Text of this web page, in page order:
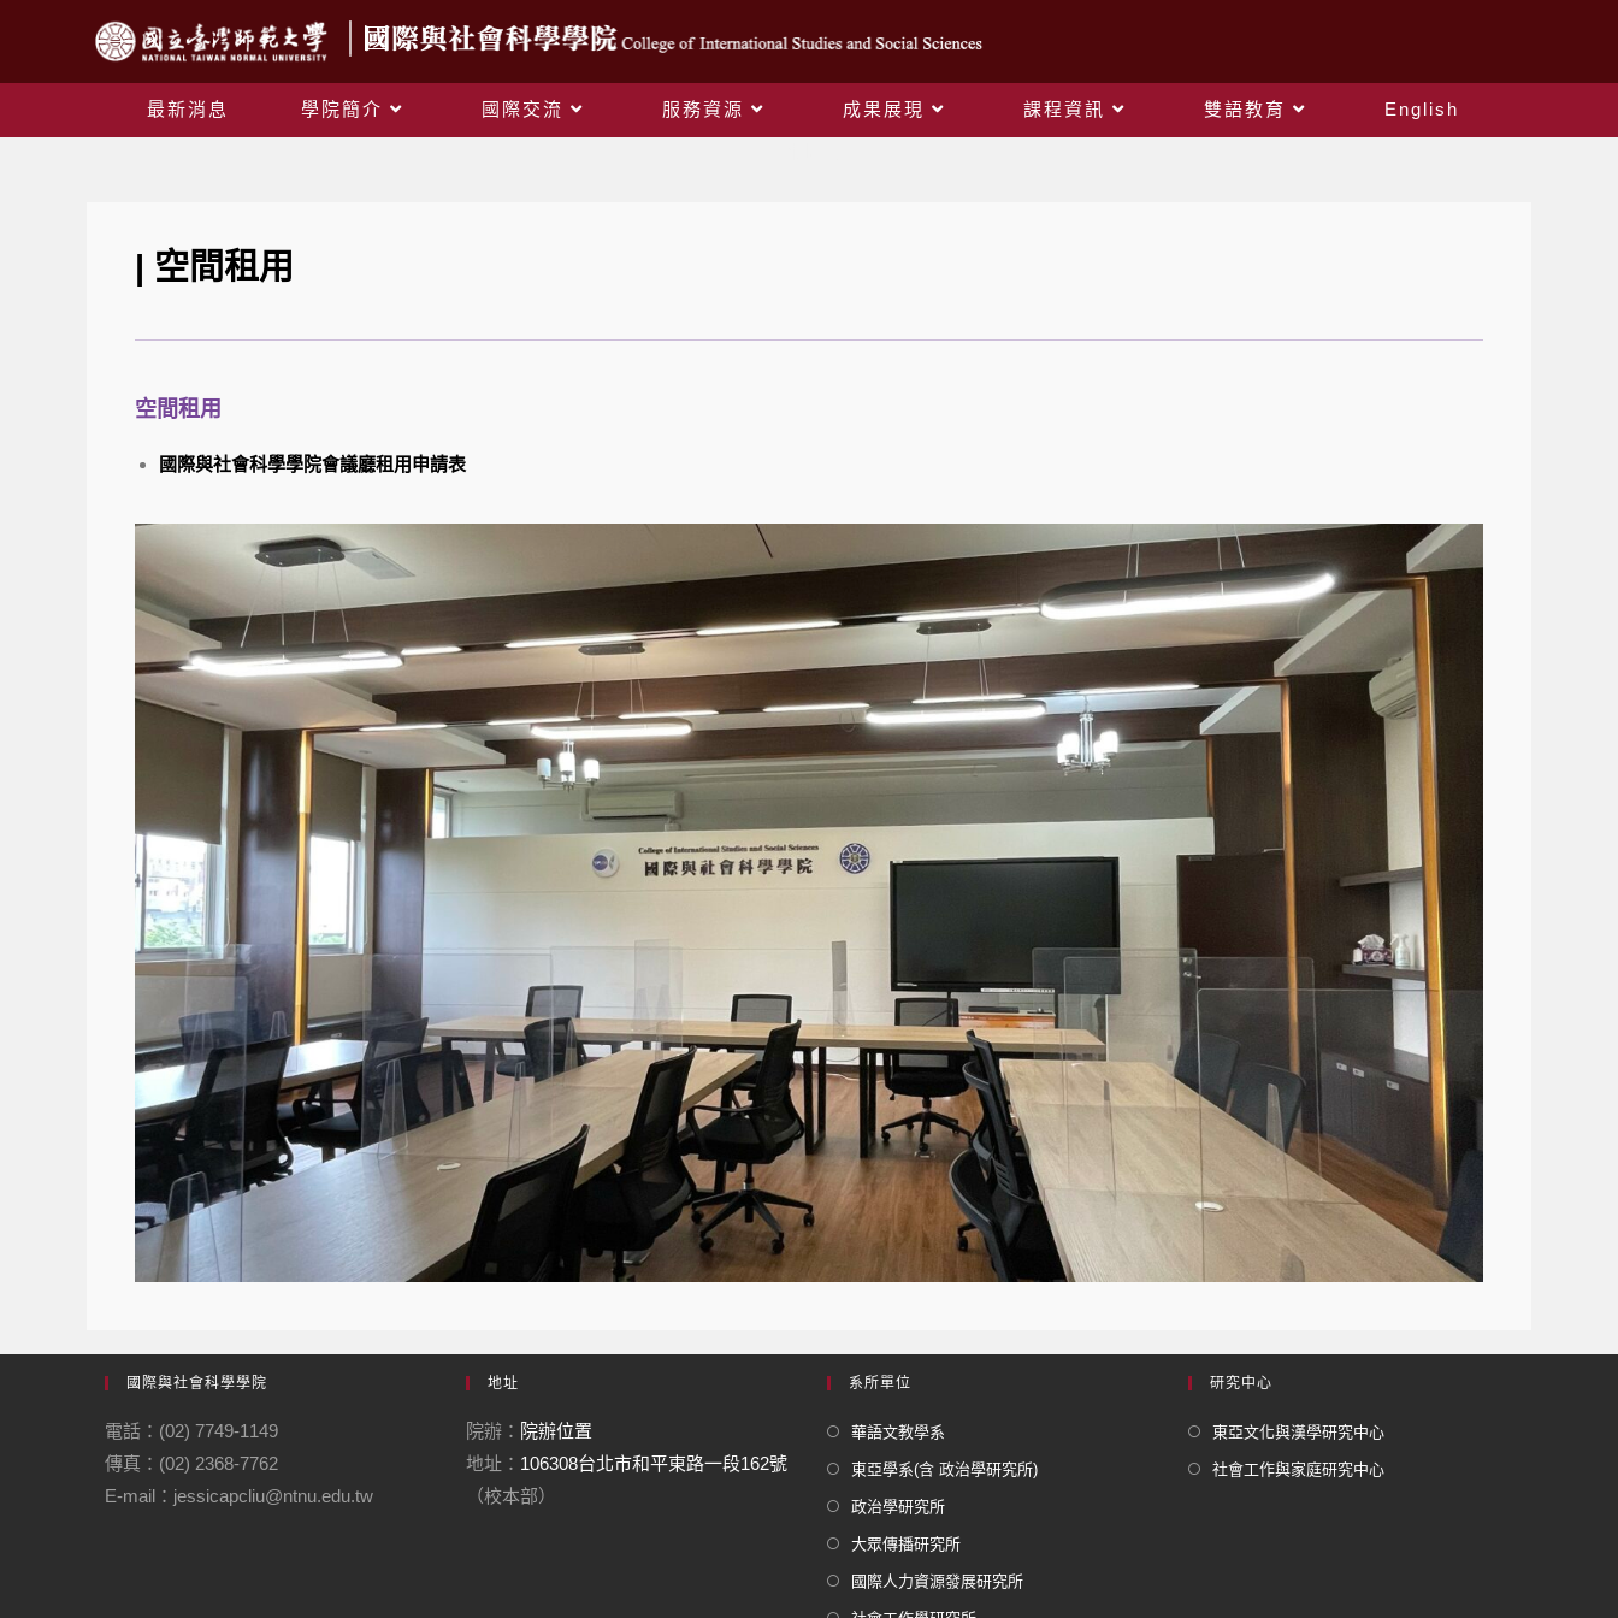
最新消息 學院簡介 國際交流 服務資源 成果展現 課程資訊 雙語教育 English
| 空間租用
空間租用
國際與社會科學學院會議廳租用申請表
國際與社會科學學院
電話：(02) 7749-1149
傳真：(02) 2368-7762
E-mail：jessicapcliu@ntnu.edu.tw
地址
院辦： 院辦位置
地址： 106308台北市和平東路一段162號
（校本部）
系所單位
華語文教學系
東亞學系(含 政治學研究所)
政治學研究所
大眾傳播研究所
國際人力資源發展研究所
研究中心
東亞文化與漢學研究中心
社會工作與家庭研究中心